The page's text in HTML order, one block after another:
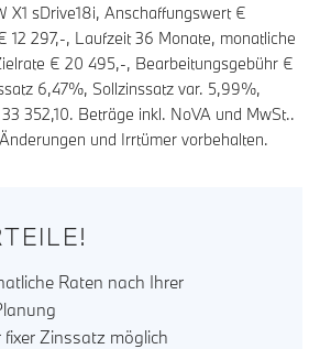
X1 sDrive18i, Anschaffungswert €
12 297,-, Laufzeit36 Monate, monatliche
€ 20 495,-, Bearbeitungsgebühr €
6,47%, Sollzinssatz var. 5,99%,
33 352,10. Beträge inkl. NoVA und MwSt..
und Irrtümer vorbehalten.
Raten nach Ihrer
fixer Zinssatz möglich